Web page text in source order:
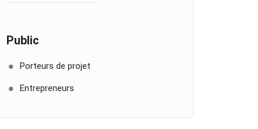
Public
Porteurs de projet
Entrepreneurs